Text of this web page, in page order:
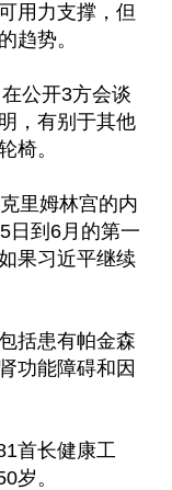
用力支撑，但
趋势。
公开3方会谈
，有别于其他
椅。
里姆林宫的内
日到6月的第一
果习近平继续
括患有帕金森
功能障碍和因
首长健康工
岁。